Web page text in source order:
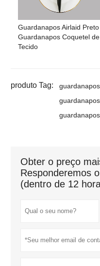
Guardanapos Airlaid Preto
Guardanapos Coquetel de
Tecido
produto Tag:
guardanapos
Obter o preço
Responderemos
(dentro de 12